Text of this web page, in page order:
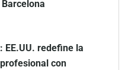
EE.UU. redefine la
con